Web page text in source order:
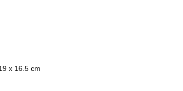
x 16.5 cm